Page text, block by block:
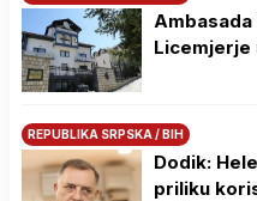
Licemjerje
REPUBLIKA SRPSKA / BIH
Dodik:
priliku